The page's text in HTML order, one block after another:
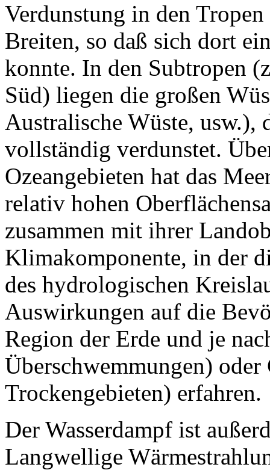
Verdunstung in den
Breiten, so daß sich dort
konnte. In den Subtropen
Süd) liegen die großen
Australische Wüste, usw.),
vollständig verdunstet.
Ozeangebieten hat das
relativ hohen
zusammen mit ihrer
Klimakomponente, in der
des hydrologischen
Auswirkungen auf die
Region der Erde und je
Überschwemmungen)
Trockengebieten) erfahren.
Der Wasserdampf ist
Langwellige